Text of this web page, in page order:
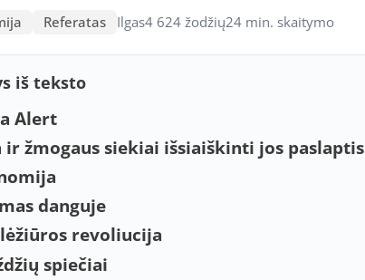
Referatas Ilgas4 624 žodžių24 min. skaitymo
iš teksto
Alert
ir žmogaus siekiai išsiaiškinti jos paslaptis
danguje
revoliucija
spiečiai